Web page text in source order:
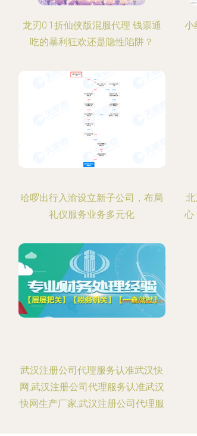
龙刃0.1折仙侠版混服代理 钱票通
吃的暴利狂欢还是隐性陷阱？
小
哈啰出行入渝设立新子公司，布局
礼仪服务业务多元化
心
武汉注册公司代理服务认准武汉快
网,武汉注册公司代理服务认准武汉
快网生产厂家,武汉注册公司代理服